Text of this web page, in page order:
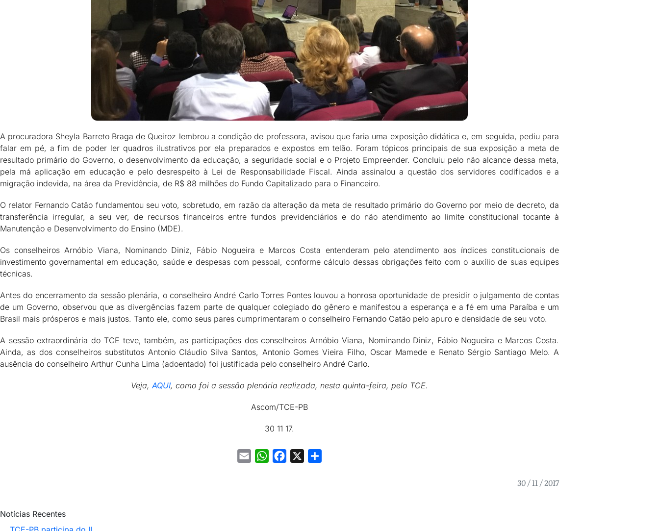
A procuradora Sheyla Barreto Braga de Queiroz lembrou a condição de professora, avisou que faria uma exposição didática e, em seguida, pediu para
falar em pé, a fim de poder ler quadros ilustrativos por ela preparados e expostos em telão. Foram tópicos principais de sua exposição a meta de
resultado primário do Governo, o desenvolvimento da educação, a seguridade social e o Projeto Empreender. Concluiu pelo não alcance dessa meta,
pela má aplicação em educação e pelo desrespeito à Lei de Responsabilidade Fiscal. Ainda assinalou a questão dos servidores codificados e a
migração indevida, na área da Previdência, de R$ 88 milhões do Fundo Capitalizado para o Financeiro.
O relator Fernando Catão fundamentou seu voto, sobretudo, em razão da alteração da meta de resultado primário do Governo por meio de decreto, da
transferência irregular, a seu ver, de recursos financeiros entre fundos previdenciários e do não atendimento ao limite constitucional tocante à
Manutenção e Desenvolvimento do Ensino (MDE).
Os conselheiros Arnóbio Viana, Nominando Diniz, Fábio Nogueira e Marcos Costa entenderam pelo atendimento aos índices constitucionais de
investimento governamental em educação, saúde e despesas com pessoal, conforme cálculo dessas obrigações feito com o auxílio de suas equipes
técnicas.
Antes do encerramento da sessão plenária, o conselheiro André Carlo Torres Pontes louvou a honrosa oportunidade de presidir o julgamento de contas
de um Governo, observou que as divergências fazem parte de qualquer colegiado do gênero e manifestou a esperança e a fé em uma Paraíba e um
Brasil mais prósperos e mais justos. Tanto ele, como seus pares cumprimentaram o conselheiro Fernando Catão pelo apuro e densidade de seu voto.
A sessão extraordinária do TCE teve, também, as participações dos conselheiros Arnóbio Viana, Nominando Diniz, Fábio Nogueira e Marcos Costa.
Ainda, as dos conselheiros substitutos Antonio Cláudio Silva Santos, Antonio Gomes Vieira Filho, Oscar Mamede e Renato Sérgio Santiago Melo. A
ausência do conselheiro Arthur Cunha Lima (adoentado) foi justificada pelo conselheiro André Carlo.
Veja, AQUI, como foi a sessão plenária realizada, nesta quinta-feira, pelo TCE.
Ascom/TCE-PB
30 11 17.
Email WhatsAppFacebook
30 / 11 / 2017
Notícias Recentes